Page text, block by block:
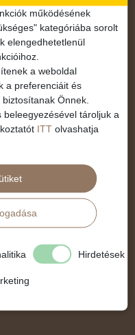
működésének
kategóriába sorolt
elengedhetetlenül
a weboldal
a preferenciáit és
Önnek.
tároljuk a
ITT olvashatja
Hirdetések